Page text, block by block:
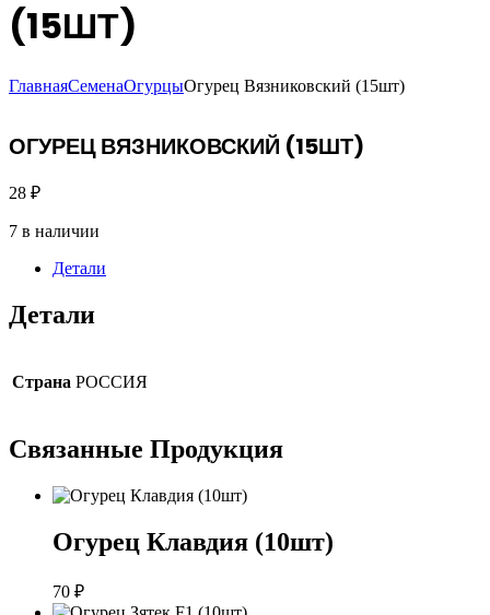
(15ШТ)
ГлавнаяСеменаОгурцыОгурец Вязниковский (15шт)
ОГУРЕЦ ВЯЗНИКОВСКИЙ (15ШТ)
28 ₽
7 в наличии
Детали
Детали
Страна РОССИЯ
Связанные Продукция
Огурец Клавдия (10шт)
70 ₽